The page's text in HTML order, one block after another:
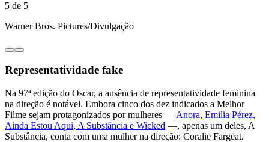
5 de 5
Warner Bros. Pictures/Divulgação
Representatividade fake
Na 97ª edição do Oscar, a ausência de representatividade feminina
na direção é notável. Embora cinco dos dez indicados a Melhor
Filme sejam protagonizados por mulheres — Anora, Emilia Pérez,
Ainda Estou Aqui, A Substância e Wicked —, apenas um deles, A
Substância, conta com uma mulher na direção: Coralie Fargeat.